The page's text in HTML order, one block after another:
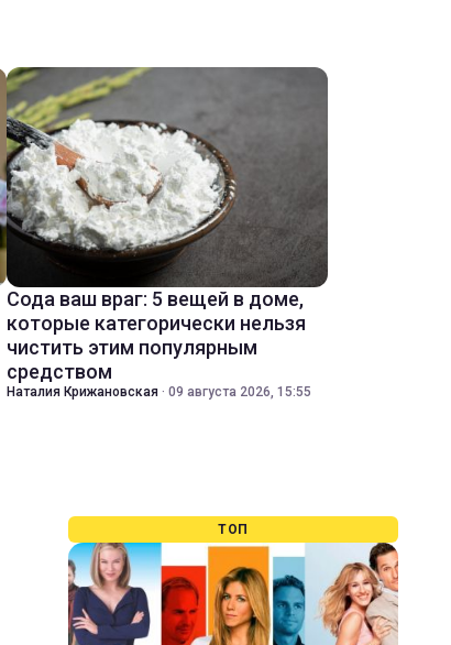
Сода ваш враг: 5 вещей в доме,
которые категорически нельзя
чистить этим популярным
средством
Наталия Крижановская · 09 августа 2026, 15:55
ТОП